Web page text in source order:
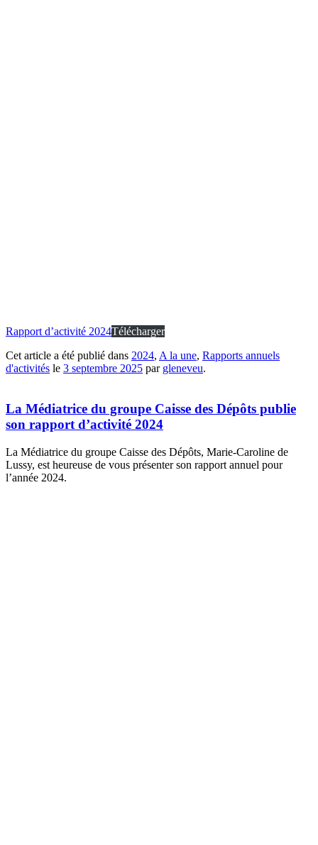
Rapport d’activité 2024Télécharger
Cet article a été publié dans 2024, A la une, Rapports annuels
d'activités le 3 septembre 2025 par gleneveu.
La Médiatrice du groupe Caisse des Dépôts publie
son rapport d’activité 2024
La Médiatrice du groupe Caisse des Dépôts, Marie-Caroline de
Lussy, est heureuse de vous présenter son rapport annuel pour
l’année 2024.